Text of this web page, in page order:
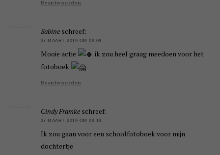
Beantwoorden
Sabine schreef:
27 MAART 2019 OM 09:09
Mooie actie
ik zou heel graag meedoen voor het
fotoboek
Beantwoorden
Cindy Framke schreef:
27 MAART 2019 OM 09:19
Ik zou gaan voor een schoolfotoboek voor mijn
dochtertje